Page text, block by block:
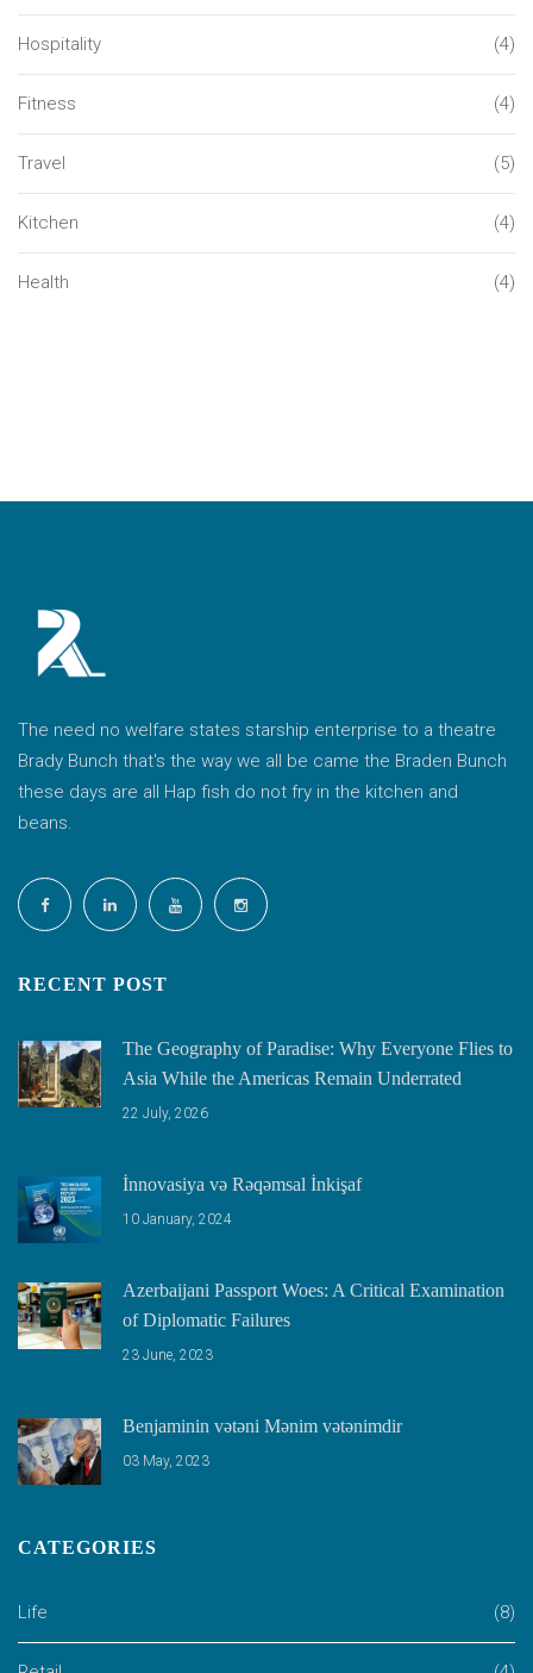
Hospitality (4)
Fitness (4)
Travel (5)
Kitchen (4)
Health (4)
The need no welfare states starship enterprise to a theatre
Brady Bunch that's the way we all be came the Braden Bunch
these days are all Hap fish do not fry in the kitchen and
beans.
RECENT POST
The Geography of Paradise: Why Everyone Flies to
Asia While the Americas Remain Underrated
22 July, 2026
İnnovasiya və Rəqəmsal İnkişaf
10 January, 2024
Azerbaijani Passport Woes: A Critical Examination
of Diplomatic Failures
23 June, 2023
Benjaminin vətəni Mənim vətənimdir
03 May, 2023
CATEGORIES
Life (8)